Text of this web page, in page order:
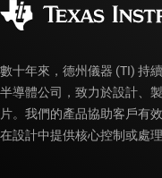
myTI 帳戶常見問題解
數十年來，德州儀器 (TI) 持
半導體公司，致力於設計、
片。我們的產品協助客戶有
在設計中提供核心控制或處理